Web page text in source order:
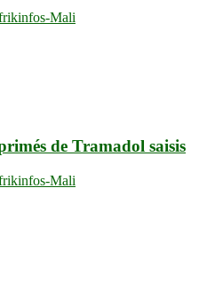
Mali
de Tramadol saisis
Mali